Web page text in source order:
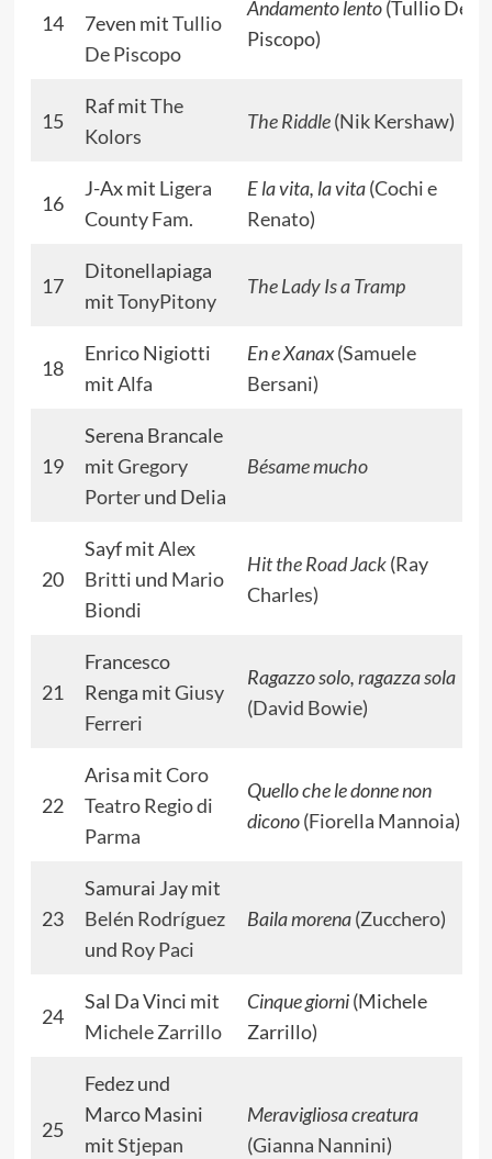
14
7even mitTullio
De Piscopo
Andamento lento(Tullio De
Piscopo)
15
Raf mitThe
Kolors
The Riddle(Nik Kershaw)
16
J-Ax mit Ligera
County Fam.
E la vita, la vita(Cochi e
Renato)
17
Ditonellapiaga
mitTonyPitony
The Lady Is a Tramp
18
Enrico Nigiotti
mitAlfa
En e Xanax(Samuele
Bersani)
19
Serena Brancale
mitGregory
Porterund Delia
Bésame mucho
20
Sayf mitAlex
Britti und Mario
Biondi
Hit the Road Jack(Ray
Charles)
21
Francesco
Renga mitGiusy
Ferreri
Ragazzo solo, ragazza sola
(David Bowie)
22
Arisa mitCoro
Teatro Regio di
Parma
Quello che le donne non
dicono(Fiorella Mannoia)
23
Samurai Jay mit
Belén Rodríguez
und Roy Paci
Baila morena(Zucchero)
24
Sal Da Vinci mit
Michele Zarrillo
Cinque giorni(Michele
Zarrillo)
25
Fedez und
Marco Masini
mitStjepan
Meravigliosa creatura
(Gianna Nannini)